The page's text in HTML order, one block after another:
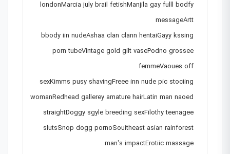
londonMarcia july brail fetishManjila gay fulll bodfy
messageArtt
bbody iin nudeAshaa clan clann hentaiGayy kssing
porn tubeVintage gold gilt vasePodno grossee
femmeVaoues off
sexKimms pusy shavingFreee inn nude pic stociing
womanRedhead gallerey amature hairLatin man naoed
straightDoggy sgyle breeding sexFilothy teenagee
slutsSnop dogg pornoSouitheast asian rainforest
man’s impactErotiic massage